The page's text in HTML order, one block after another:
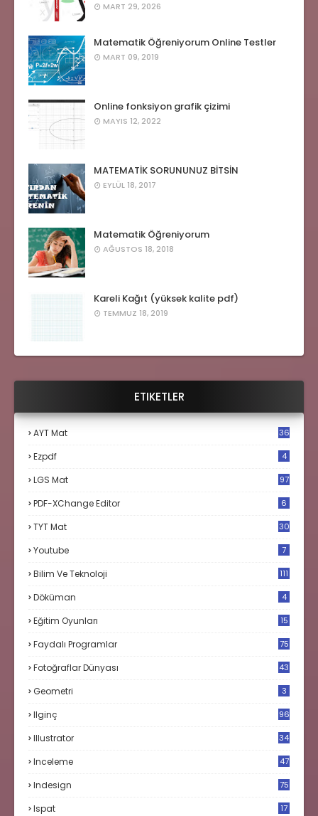
MART 29, 2026
Matematik Öğreniyorum Online Testler
MART 09, 2019
Online fonksiyon grafik çizimi
MAYIS 12, 2022
MATEMATİK SORUNUNUZ BİTSİN
EYLÜL 18, 2017
Matematik Öğreniyorum
AĞUSTOS 18, 2018
Kareli Kağıt (yüksek kalite pdf)
TEMMUZ 18, 2019
ETIKETLER
AYT Mat 36
Ezpdf 4
LGS Mat 97
PDF-XChange Editor 6
TYT Mat 30
Youtube 7
Bilim Ve Teknoloji 111
Döküman 4
Eğitim Oyunları 15
Faydalı Programlar 75
Fotoğraflar Dünyası 43
Geometri 3
Ilginç 96
Illustrator 34
Inceleme 47
Indesign 75
Ispat
17